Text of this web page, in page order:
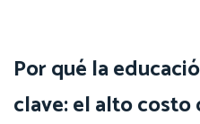
Por qué la
clave: el alto costo